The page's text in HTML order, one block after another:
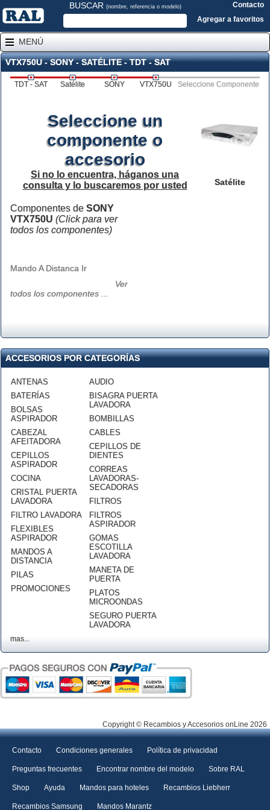
BUSCAR (nombre, referencia o modelo)
Contacto
Agregar a favoritos
MENÚ
VTX750U - SONY - SATÉLITE - TDT - SAT
TDT - SAT Satélite SONY VTX750U Seleccione Componente
Satélite
Seleccione un
componente o
accesorio
Si no lo encuentra, háganos una
consulta y lo buscaremos por usted
Componentes de SONY
VTX750U (Click para ver
todos los componentes)
Mando A Distanca Ir
Ver
todos los componentes ...
ACCESORIOS POR CATEGORÍAS
ANTENAS
BATERÍAS
BOLSAS
ASPIRADOR
CABEZAL
AFEITADORA
CEPILLOS
ASPIRADOR
COCINA
CRISTAL PUERTA
LAVADORA
FILTRO LAVADORA
FLEXIBLES
ASPIRADOR
MANDOS A
DISTANCIA
PILAS
PROMOCIONES
AUDIO
BISAGRA PUERTA
LAVADORA
BOMBILLAS
CABLES
CEPILLOS DE
DIENTES
CORREAS
LAVADORAS-
SECADORAS
FILTROS
FILTROS
ASPIRADOR
GOMAS
ESCOTILLA
LAVADORA
MANETA DE
PUERTA
PLATOS
MICROONDAS
SEGURO PUERTA
LAVADORA
mas...
Copyright © Recambios y Accesorios onLine 2026
Contacto Condiciones generales Política de privacidad
Preguntas frecuentes Encontrar nombre del modelo Sobre RAL
Shop Ayuda Mandos para hoteles Recambios Liebherr
Recambios Samsung Mandos Marantz